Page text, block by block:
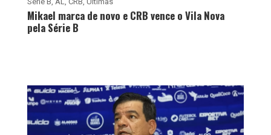
Mikael marca de novo e CRB vence o Vila Nova
pela Série B